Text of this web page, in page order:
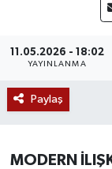
11.05.2026 - 18:02
YAYINLANMA
Paylaş
MODERN
Teknoloji
Kültür